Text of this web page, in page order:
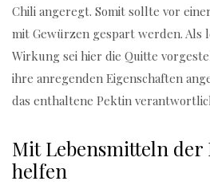
Chili angeregt. Somit sollte vor
mit Gewürzen gespart werden.
Wirkung sei hier die Quitte
ihre anregenden Eigenschaften
das enthaltene Pektin
Mit Lebensmitteln der
helfen